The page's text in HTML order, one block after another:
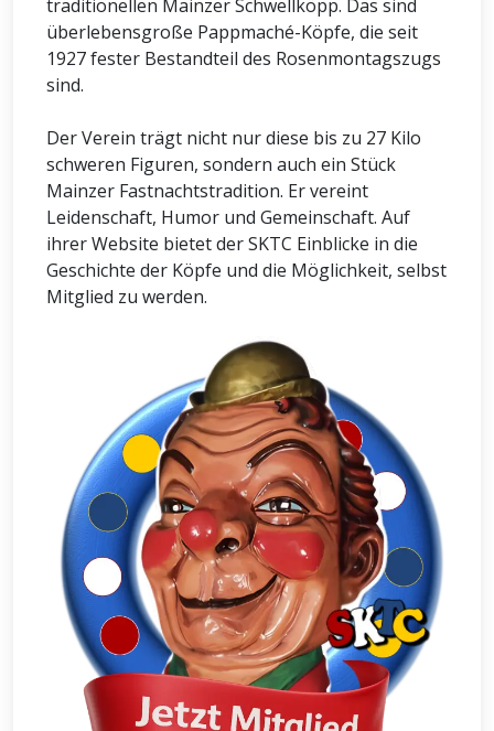
traditionellen Mainzer Schwellköpp. Das sind
überlebensgroße Pappmaché-Köpfe, die seit
1927 fester Bestandteil des Rosenmontagszugs
sind.
Der Verein trägt nicht nur diese bis zu 27 Kilo
schweren Figuren, sondern auch ein Stück
Mainzer Fastnachtstradition. Er vereint
Leidenschaft, Humor und Gemeinschaft. Auf
ihrer Website bietet der SKTC Einblicke in die
Geschichte der Köpfe und die Möglichkeit, selbst
Mitglied zu werden.